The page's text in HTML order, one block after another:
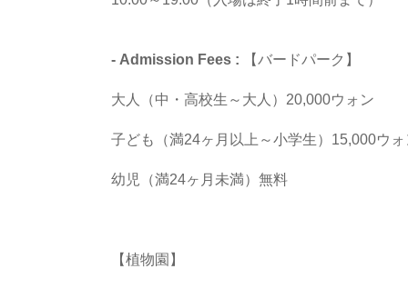
- Admission Fees : 【バードパーク】
大人（中・高校生～大人）20,000ウォン
子ども（満24ヶ月以上～小学生）15,000ウォ
幼児（満24ヶ月未満）無料
【植物園】